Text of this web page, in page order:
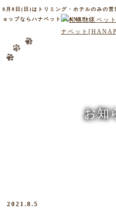
8月8日(日)はトリミング・ホテルのみの
ョップならハナペット[HANAPet]
お知
2021.8.5